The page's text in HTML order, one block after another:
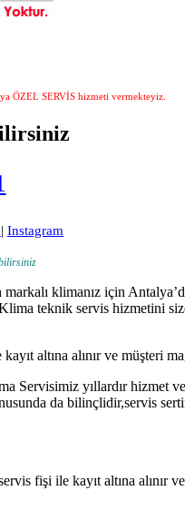
ÖZEL SERVİS hizmeti vermekteyiz.
| Instagram
klimanız için
teknik servis hizmetini
altına alınır ve müşteri
yıllardır hizmet
da bilinçlidir,servis
fişi ile kayıt altına alınır